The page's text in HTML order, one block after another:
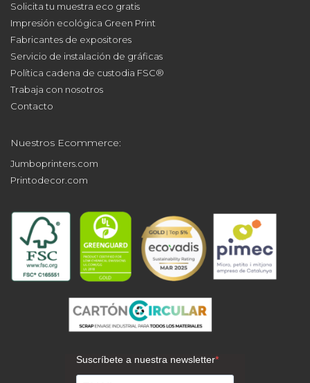
Solicita tu muestra eco gratis
Impresión ecológica Green Print
Fabricantes de expositores
Servicio de instalación de gráficas
Política cadena de custodia FSC®
Trabaja con nosotros
Contacto
Nuestros Ecommerce:
Jumboprinters.com
Printodecor.com